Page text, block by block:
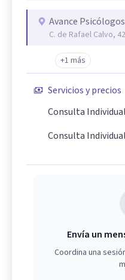
Avance Psicólogos
C. de Rafael Calvo,
+1 más
Servicios y precios
Consulta
Consulta
Envía un
Coordina una